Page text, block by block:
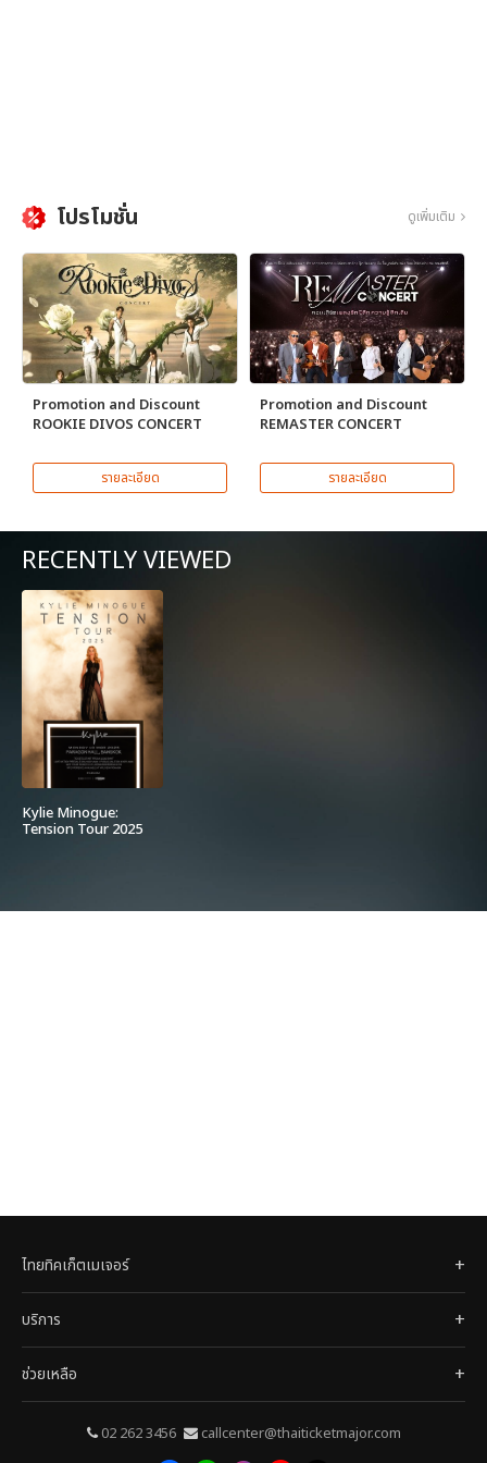
โปรโมชั่น ดูเพิ่มเติม
Promotion and Discount
ROOKIE DIVOS CONCERT
รายละเอียด
Promotion and Discount
REMASTER CONCERT
รายละเอียด
RECENTLY VIEWED
Kylie Minogue:
Tension Tour 2025
ไทยทิคเก็ตเมเจอร์
บริการ
ช่วยเหลือ
02 262 3456 callcenter@thaiticketmajor.com